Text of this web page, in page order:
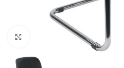
Щракнете за уголемяване